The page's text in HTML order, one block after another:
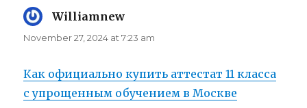
Williamnew
November 27, 2024 at 7:23 am
Как официально купить аттестат 11 класса
с упрощенным обучением в Москве